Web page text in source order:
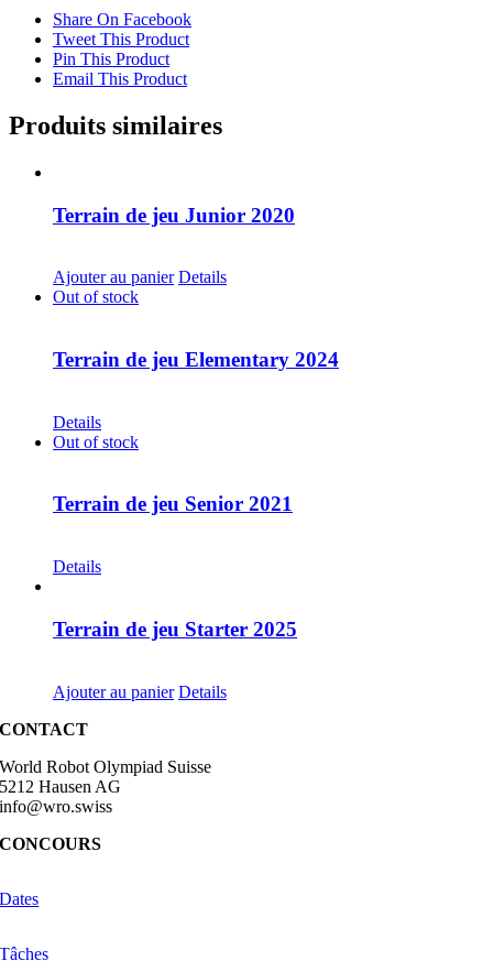
Share On Facebook
Tweet This Product
Pin This Product
Email This Product
Produits similaires
Terrain de jeu Junior 2020
Ajouter au panier Details
Out of stock
Terrain de jeu Elementary 2024
Details
Out of stock
Terrain de jeu Senior 2021
Details
Terrain de jeu Starter 2025
Ajouter au panier Details
CONTACT
World Robot Olympiad Suisse
5212 Hausen AG
info@wro.swiss
CONCOURS
Dates
Tâches